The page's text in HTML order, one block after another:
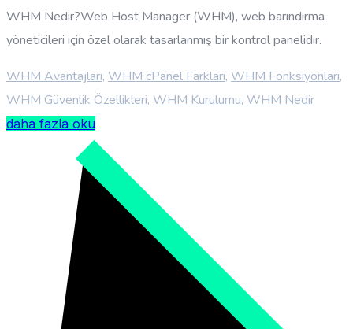
WHM Nedir?Web Host Manager (WHM), web barındırma
yöneticileri için özel olarak tasarlanmış bir kontrol panelidir.
WHM Avantajları, WHM cPanel Farkları, WHM Fonksiyonları,
WHM Güvenlik Özellikleri, WHM Kurulumu, WHM Nedir
daha fazla oku